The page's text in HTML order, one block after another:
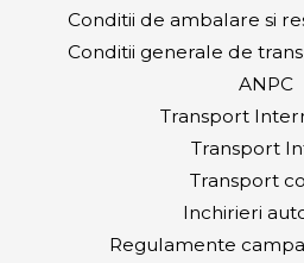
Conditii de ambalare si
Conditii generale de
ANPC
Transport
Transport
Transport
Inchirieri
Regulamente